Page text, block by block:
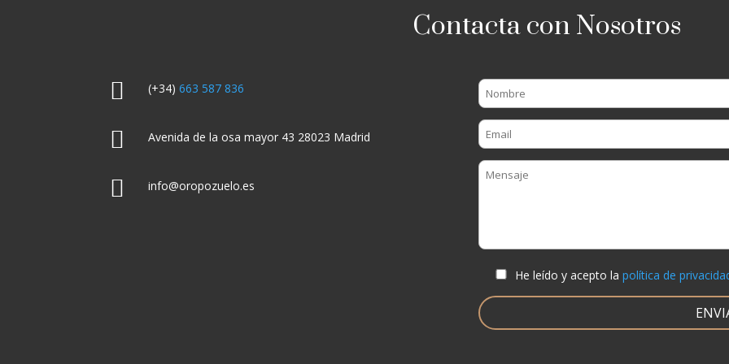
Contacta con Nosotros
 (+34) 663 587 836
 Avenida de la osa mayor 43 28023 Madrid
 info@oropozuelo.es
He leído y acepto lapolítica de